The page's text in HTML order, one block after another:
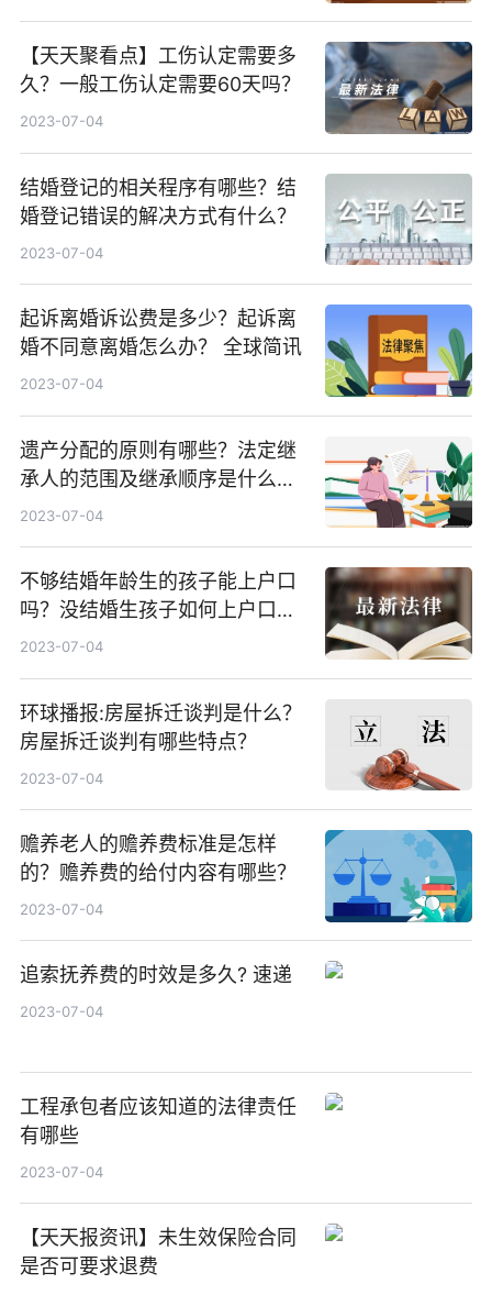
【天天聚看点】工伤认定需要多
久？一般工伤认定需要60天吗？
2023-07-04
结婚登记的相关程序有哪些？结
婚登记错误的解决方式有什么？
2023-07-04
起诉离婚诉讼费是多少？起诉离
婚不同意离婚怎么办？ 全球简讯
2023-07-04
遗产分配的原则有哪些？法定继
承人的范围及继承顺序是什么？
全球播资讯
2023-07-04
不够结婚年龄生的孩子能上户口
吗？没结婚生孩子如何上户口？_
全球通讯
2023-07-04
环球播报:房屋拆迁谈判是什么？
房屋拆迁谈判有哪些特点？
2023-07-04
赡养老人的赡养费标准是怎样
的？赡养费的给付内容有哪些？
2023-07-04
追索抚养费的时效是多久? 速递
2023-07-04
工程承包者应该知道的法律责任
有哪些
2023-07-04
【天天报资讯】未生效保险合同
是否可要求退费